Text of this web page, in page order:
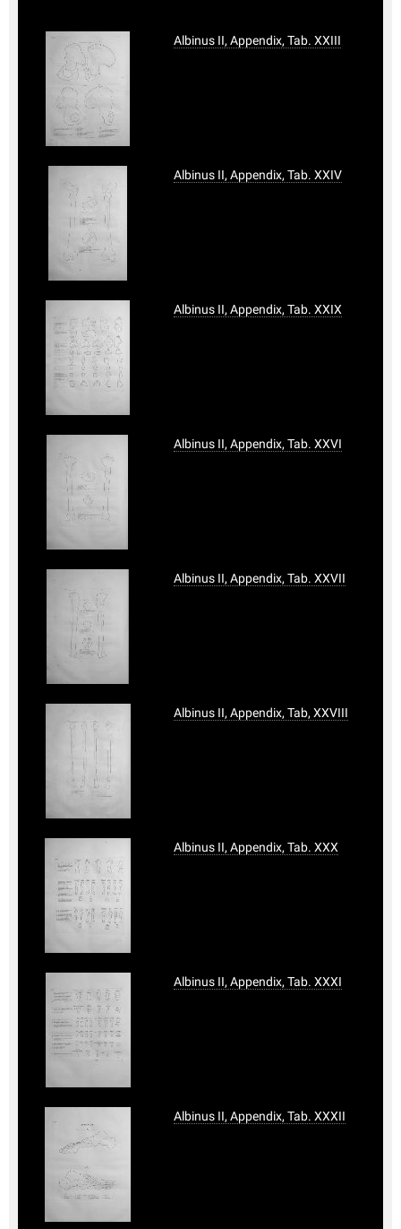
Albinus II, Appendix, Tab. XXIII
Albinus II, Appendix, Tab. XXIV
Albinus II, Appendix, Tab. XXIX
Albinus II, Appendix, Tab. XXVI
Albinus II, Appendix, Tab. XXVII
Albinus II, Appendix, Tab, XXVIII
Albinus II, Appendix, Tab. XXX
Albinus II, Appendix, Tab. XXXI
Albinus II, Appendix, Tab. XXXII